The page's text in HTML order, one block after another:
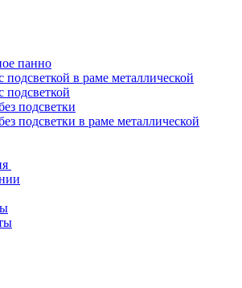
панно
подсветкой в раме металлической
подсветкой
подсветки
подсветки в раме металлической